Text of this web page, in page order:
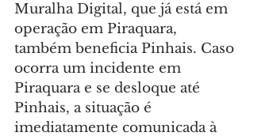
Muralha Digital, que já está em
operação em Piraquara,
também beneficia Pinhais. Caso
ocorra um incidente em
Piraquara e se desloque até
Pinhais, a situação é
imediatamente comunicada à